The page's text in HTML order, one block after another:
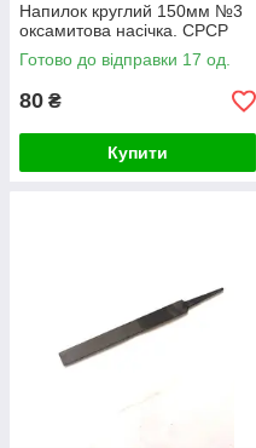
Напилок круглий 150мм №3
оксамитова насічка. СРСР
Готово до відправки 17 од.
80 ₴
Купити